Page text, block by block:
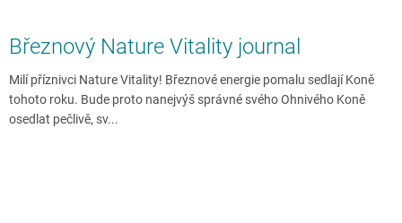
Březnový Nature Vitality journal
Milí příznivci Nature Vitality! Březnové energie pomalu sedlají Koně
tohoto roku. Bude proto nanejvýš správné svého Ohnivého Koně
osedlat pečlivě, sv...